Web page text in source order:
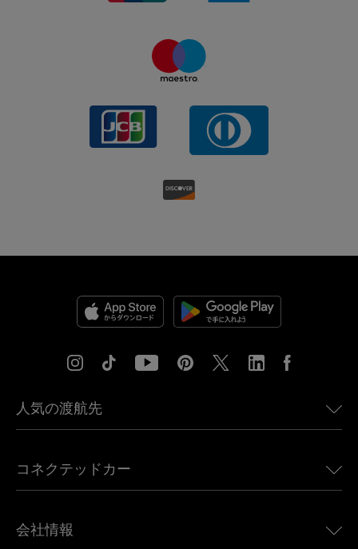
人気の渡航先
ヨーロッパ向けeSIM
カナダ向けeSIM
コネクテッドカー
Land Rover向けUbigi
会社情報